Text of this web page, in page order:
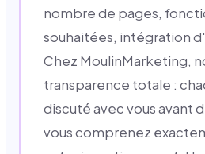
nombre de pages,
souhaitées, intégration
Chez MoulinMarketing,
transparence totale :
discuté avec vous avant
vous comprenez